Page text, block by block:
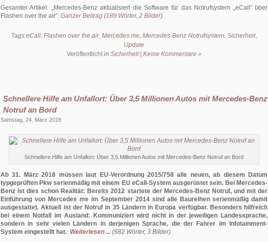
Gesamter Artikel:
Mercedes-Benz aktualisiert die Software für das Notrufsystem „eCall“ über
Flashen over the air . Ganzer Beitrag (189 Wörter, 2 Bilder)
Tags:eCall, Flashen over the air, Mercedes me, Mercedes-Benz Notrufsystem, Sicherheit,
Update
Veröffentlicht in Sicherheit| Keine Kommentare »
Schnellere Hilfe am Unfallort: Über 3,5 Millionen Autos mit Mercedes-Benz
Notruf an Bord
Samstag, 24. März 2018
Schnellere Hilfe am Unfallort: Über 3,5 Millionen Autos mit Mercedes-Benz Notruf an Bord
Ab 31. März 2018 müssen laut EU-Verordnung 2015/758 alle neuen, ab diesem Datum
typgeprüften Pkw serienmäßig mit einem EU eCall-System ausgerüstet sein. Bei Mercedes-
Benz ist dies schon Realität: Bereits 2012 startete der Mercedes-Benz Notruf, und mit der
Einführung von Mercedes me im September 2014 sind alle Baureihen serienmäßig damit
ausgestattet. Aktuell ist der Notruf in 35 Ländern in Europa verfügbar. Besonders hilfreich
bei einem Notfall im Ausland: Kommuniziert wird nicht in der jeweiligen Landessprache,
sondern in sehr vielen Ländern in derjenigen Sprache, die der Fahrer im Infotainment-
System eingestellt hat. Weiterlesen ... (682 Wörter, 3 Bilder)